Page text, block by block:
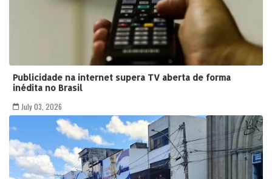
Publicidade na internet supera TV aberta de forma
inédita no Brasil
July 03, 2026